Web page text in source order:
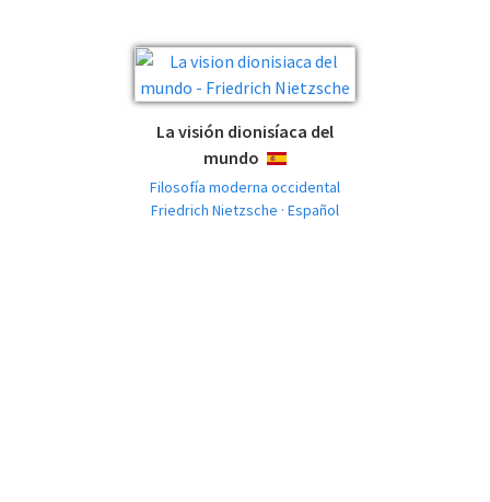
La visión dionisíaca del
mundo
ESPAÑOL
Filosofía moderna occidental
Friedrich Nietzsche · Español